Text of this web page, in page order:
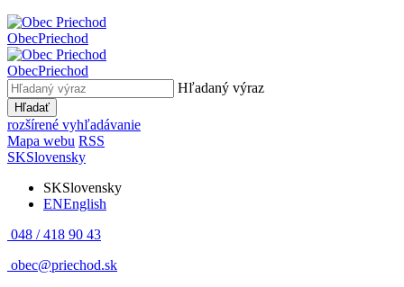
ObecPriechod
ObecPriechod
Hľadaný výraz
Hľadať
rozšírené vyhľadávanie
Mapa webu RSS
SKSlovensky
SKSlovensky
ENEnglish
048 / 418 90 43
obec@priechod.sk